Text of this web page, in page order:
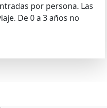
por persona. Las
De 0 a 3 años no